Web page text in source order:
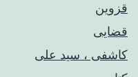
قزوین
قضایی
کاشفی ، سید علی